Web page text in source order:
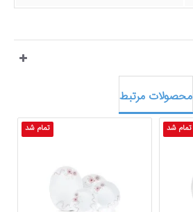
محصولات مرتبط
تمام شد تمام شد